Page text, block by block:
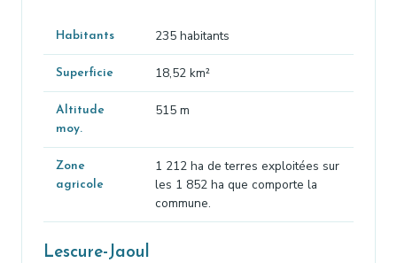
Habitants 235 habitants
Superficie 18,52 km²
Altitude
moy.
515 m
Zone
agricole
1 212 ha de terres exploitées sur
les 1 852 ha que comporte la
commune.
Lescure-Jaoul